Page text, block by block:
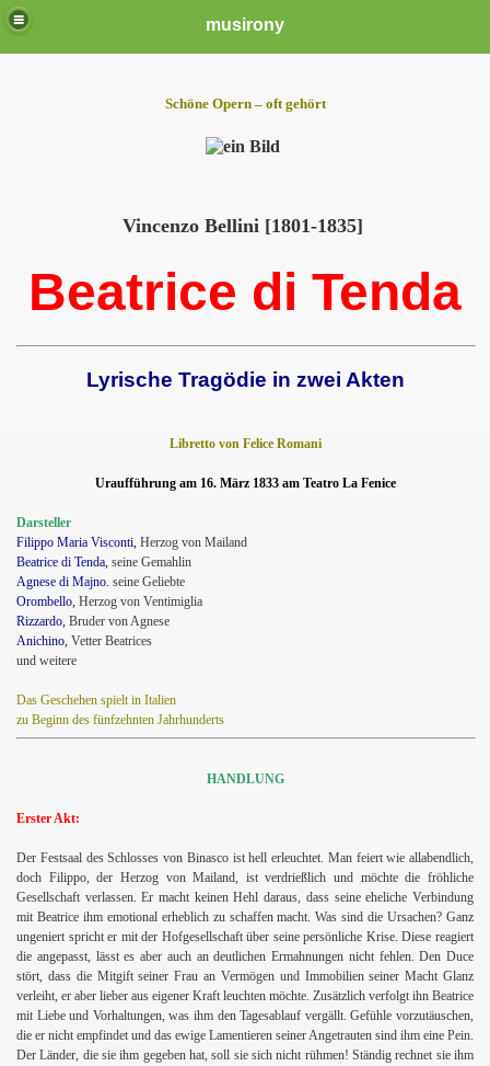
musirony
Schöne Opern – oft gehört
Vincenzo Bellini [1801-1835]
Beatrice di Tenda
Lyrische Tragödie in zwei Akten
Libretto von Felice Romani
Uraufführung am 16. März 1833 am Teatro La Fenice
Darsteller
Filippo Maria Visconti, Herzog von Mailand
Beatrice di Tenda, seine Gemahlin
Agnese di Majno. seine Geliebte
Orombello, Herzog von Ventimiglia
Rizzardo, Bruder von Agnese
Anichino, Vetter Beatrices
und weitere
Das Geschehen spielt in Italien
zu Beginn des fünfzehnten Jahrhunderts
HANDLUNG
Erster Akt:
Der Festsaal des Schlosses von Binasco ist hell erleuchtet. Man feiert wie allabendlich,
doch Filippo, der Herzog von Mailand, ist verdrießlich und möchte die fröhliche
Gesellschaft verlassen. Er macht keinen Hehl daraus, dass seine eheliche Verbindung
mit Beatrice ihm emotional erheblich zu schaffen macht. Was sind die Ursachen? Ganz
ungeniert spricht er mit der Hofgesellschaft über seine persönliche Krise. Diese reagiert
die angepasst, lässt es aber auch an deutlichen Ermahnungen nicht fehlen. Den Duce
stört, dass die Mitgift seiner Frau an Vermögen und Immobilien seiner Macht Glanz
verleiht, er aber lieber aus eigener Kraft leuchten möchte. Zusätzlich verfolgt ihn Beatrice
mit Liebe und Vorhaltungen, was ihm den Tagesablauf vergällt. Gefühle vorzutäuschen,
die er nicht empfindet und das ewige Lamentieren seiner Angetrauten sind ihm eine Pein.
Der Länder, die sie ihm gegeben hat, soll sie sich nicht rühmen! Ständig rechnet sie ihm